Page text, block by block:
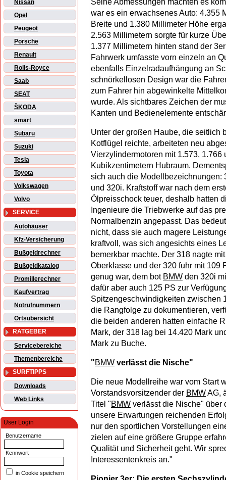
Nissan
Opel
Peugeot
Porsche
Renault
Rolls-Royce
Saab
SEAT
ŠKODA
smart
Subaru
Suzuki
Tesla
Toyota
Volkswagen
Volvo
SERVICE
Autohäuser
Kfz-Versicherung
Bußgeldrechner
Bußgeldkatalog
Promillerechner
Kaufvertrag
Notrufnummern
Ortsübersicht
RATGEBER
Servicebereiche
Themenbereiche
SURFTIPPS
Downloads
Web Links
User Login
Benutzername
Kennwort
in Cookie speichern
Seine Abmessungen machten es
war es ein erwachsenes Auto: 4.355
Breite und 1.380 Millimeter Höhe
2.563 Millimetern sorgte für kurze
1.377 Millimetern hinten stand der
Fahrwerk umfasste vorn einzeln an
ebenfalls Einzelradaufhängung an
schnörkellosen Design war die
zum Fahrer hin abgewinkelte
wurde. Als sichtbares Zeichen der
Kanten und Bedienelemente
Unter der großen Haube, die seitlich
Kotflügel reichte, arbeiteten neu
Vierzylindermotoren mit 1.573, 1.766
Kubikzentimetern Hubraum.
sich auch die Modellbezeichnungen:
und 320i. Kraftstoff war nach dem
Ölpreisschock teuer, deshalb hatten
Ingenieure die Triebwerke auf das
Normalbenzin angepasst. Das
nicht, dass sie auch magere
kraftvoll, was sich angesichts eines
bemerkbar machte. Der 318 nagte
Oberklasse und der 320 fuhr mit 109
genug war, dem bot BMW den 320i
dafür aber auch 125 PS zur
Spitzengeschwindigkeiten zwischen
die Rangfolge zu dokumentieren,
die beiden anderen hatten einfache
Mark, der 318 lag bei 14.420 Mark
Mark zu Buche.
"BMW verlässt die Nische"
Die neue Modellreihe war vom Start
Vorstandsvorsitzender der BMWAG,
Titel "BMW verlässt die Nische" über
unsere Erwartungen reichenden
nur den sportlichen Vorstellungen
zielen auf eine größere Gruppe
Qualität und Sicherheit geht. Wir
Interessentenkreis an."